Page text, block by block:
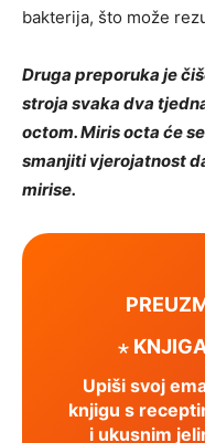
bakterija, što može
Druga preporuka je
stroja svaka dva
octom. Miris octa će
smanjiti vjerojatnost
mirise.
⋆
Upiši svoj
knjigu s
i ukusnim